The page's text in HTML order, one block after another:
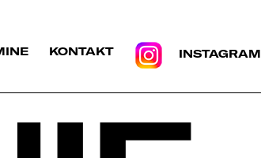
KONTAKT INSTAGRAM